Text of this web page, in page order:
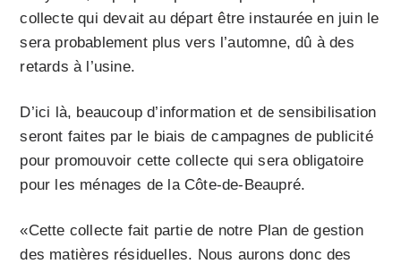
collecte qui devait au départ être instaurée en juin le
sera probablement plus vers l’automne, dû à des
retards à l’usine.
D’ici là, beaucoup d’information et de sensibilisation
seront faites par le biais de campagnes de publicité
pour promouvoir cette collecte qui sera obligatoire
pour les ménages de la Côte-de-Beaupré.
«Cette collecte fait partie de notre Plan de gestion
des matières résiduelles. Nous aurons donc des